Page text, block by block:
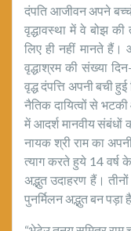
दंपति आजीवन अपने
वृद्धावस्था में वे बोझ
लिए ही नहीं मानते हैं।
वृद्धाश्रम की संख्या
वृद्ध दंपत्ति अपनी बची
नैतिक दायित्वों से
में आदर्श मानवीय संबंधों
नायक श्री राम का
त्याग करते हुये 14 वर्ष
अद्भुत उदाहरण हैं।
पुनर्मिलन अद्भुत बन पड़ा